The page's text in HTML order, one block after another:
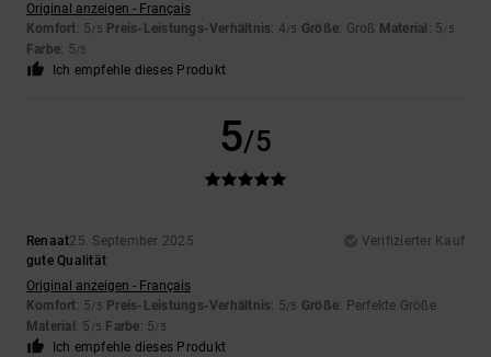
Original anzeigen - Français
Komfort: 5/5 Preis-Leistungs-Verhältnis: 4/5 Größe: Groß Material : 5/5
Farbe: 5/5
Ich empfehle dieses Produkt
5/5
Renaat25. September 2025
Verifizierter Kauf
gute Qualität
Original anzeigen - Français
Komfort: 5/5 Preis-Leistungs-Verhältnis: 5/5 Größe: Perfekte Größe
Material : 5 /5 Farbe: 5/5
Ich empfehle dieses Produkt